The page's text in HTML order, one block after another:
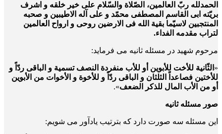
الحمدلله ربّ العالمین، الصّلاة والسّلام علی خیر خلقه و اشرف
بریّته ابی القاسم المصطفی محمّد و علی آله الاطیبین و صحبه
المنتجبین لاسیّما بقیة الله فی الارضین روحی و ارواح العالمین
لتراب مقدمه الفداء.
مرحوم شهید در مسئله ثانیه می فرماید:
« الثّانیة للأخت للأبوین أو للأب منفردة النصف تسمیة و الباقی ردّاً و
للأختین فصاعداً الثلثان و الباقی ردّاً و للأخوة و الأخوات من الأبوین
أو من الأب المال للذکر الضعف».
صور مسئله ثانیه
این مسئله سه صورت دارد که بترتیب یادآور می شویم: